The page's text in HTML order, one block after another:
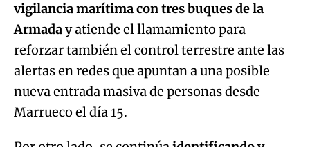
vigilancia marítima con tres buques de la
Armaday atiende el llamamiento para
reforzar también el control terrestre ante las
alertas en redes que apuntan a una posible
nueva entrada masiva de personas desde
Marrueco el día 15.